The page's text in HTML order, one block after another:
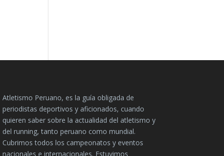
Atletismo Peruano, es la guía obligada de
periodistas deportivos y aficionados, cuando
quieren saber sobre la actualidad del atletismo y
del running, tanto peruano como mundial.
Cubrimos todos los campeonatos y eventos
nacionales e internacionales. Estuvimos